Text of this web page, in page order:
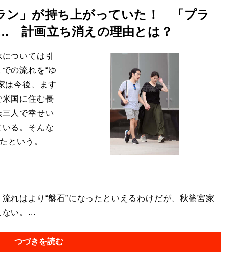
ン」が持ち上がっていた！ 「プラ
計画立ち消えの理由とは？
ついては引
の流れを“ゆ
は今後、ます
米国に住む長
人で幸せい
る。そんな
という。
れはより“盤石”になったといえるわけだが、秋篠宮家
い。...
つづきを読む